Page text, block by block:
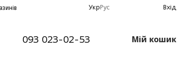
УкрРус Вхід
093 023-02-53 Мій кошик